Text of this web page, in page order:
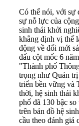
Có thể nói, với sự
sự nỗ lực của
sinh thái khởi
khẳng định vị thế
động về đổi mới
dấu cột mốc 6
"Thành phố
trọng như Quản
triển bền vững và
thời, hệ sinh thái
phố đã 130 bậc
trên bản đồ hệ
cầu theo đánh giá